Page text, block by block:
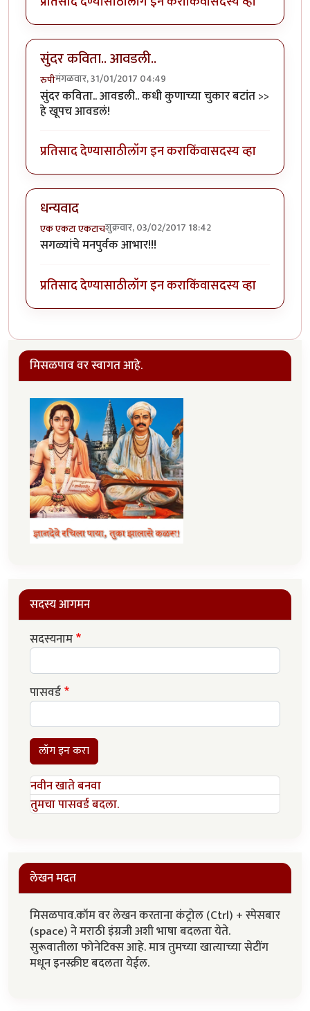
सुंदर कविता.. आवडली..
रुपीमंगळवार, 31/01/2017 04:49
सुंदर कविता.. आवडली.. कधी कुणाच्या चुकार बटांत >>
हे खूपच आवडलं!
प्रतिसाद देण्यासाठीलॉग इन कराकिंवासदस्य व्हा
धन्यवाद
एक एकटा एकटाचशुक्रवार, 03/02/2017 18:42
सगळ्यांचे मनपुर्वक आभार!!!
प्रतिसाद देण्यासाठीलॉग इन कराकिंवासदस्य व्हा
मिसळपाव वर स्वागत आहे.
सदस्य आगमन
सदस्यनाम
पासवर्ड
लॉग इन करा
नवीन खाते बनवा
तुमचा पासवर्ड बदला.
लेखन मदत
मिसळपाव.कॉम वर लेखन करताना कंट्रोल (Ctrl) + स्पेसबार
(space) ने मराठी इंग्रजी अशी भाषा बदलता येते.
सुरूवातीला फोनेटिक्स आहे. मात्र तुमच्या खात्याच्या सेटींग
मधून इनस्क्रीप्ट बदलता येईल.